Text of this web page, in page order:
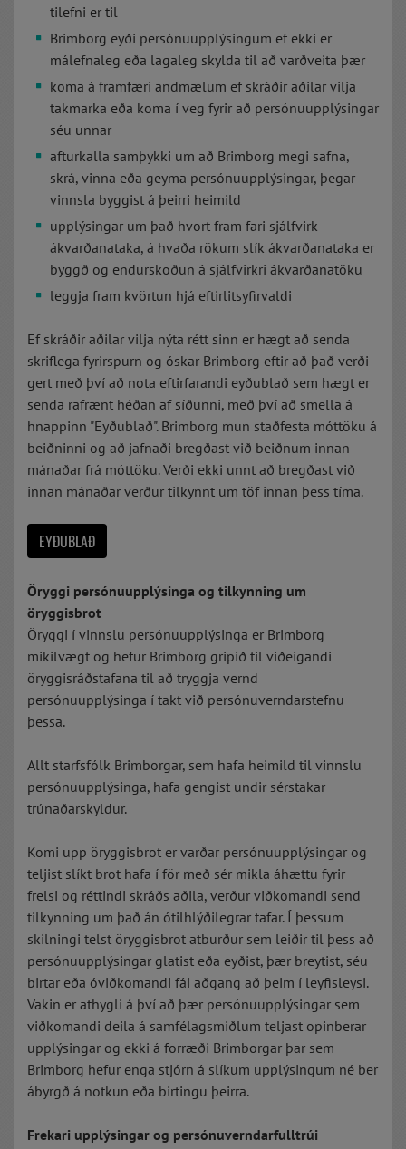
tilefni er til
Brimborg eyði persónuupplýsingum ef ekki er
málefnaleg eða lagaleg skylda til að varðveita þær
koma á framfæri andmælum ef skráðir aðilar vilja
takmarka eða koma í veg fyrir að persónuupplýsingar
séu unnar
afturkalla samþykki um að Brimborg megi safna,
skrá, vinna eða geyma persónuupplýsingar, þegar
vinnsla byggist á þeirri heimild
upplýsingar um það hvort fram fari sjálfvirk
ákvarðanataka, á hvaða rökum slík ákvarðanataka er
byggð og endurskoðun á sjálfvirkri ákvarðanatöku
leggja fram kvörtun hjá eftirlitsyfirvaldi
Ef skráðir aðilar vilja nýta rétt sinn er hægt að senda
skriflega fyrirspurn og óskar Brimborg eftir að það verði
gert með því að nota eftirfarandi eyðublað sem hægt er
senda rafrænt héðan af síðunni, með því að smella á
hnappinn "Eyðublað". Brimborg mun staðfesta móttöku á
beiðninni og að jafnaði bregðast við beiðnum innan
mánaðar frá móttöku. Verði ekki unnt að bregðast við
innan mánaðar verður tilkynnt um töf innan þess tíma.
EYÐUBLAÐ
Öryggi persónuupplýsinga og tilkynning um
öryggisbrot
Öryggi í vinnslu persónuupplýsinga er Brimborg
mikilvægt og hefur Brimborg gripið til viðeigandi
öryggisráðstafana til að tryggja vernd
persónuupplýsinga í takt við persónuverndarstefnu
þessa.
Allt starfsfólk Brimborgar, sem hafa heimild til vinnslu
persónuupplýsinga, hafa gengist undir sérstakar
trúnaðarskyldur.
Komi upp öryggisbrot er varðar persónuupplýsingar og
teljist slíkt brot hafa í för með sér mikla áhættu fyrir
frelsi og réttindi skráðs aðila, verður viðkomandi send
tilkynning um það án ótilhlýðilegrar tafar. Í þessum
skilningi telst öryggisbrot atburður sem leiðir til þess að
persónuupplýsingar glatist eða eyðist, þær breytist, séu
birtar eða óviðkomandi fái aðgang að þeim í leyfisleysi.
Vakin er athygli á því að þær persónuupplýsingar sem
viðkomandi deila á samfélagsmiðlum teljast opinberar
upplýsingar og ekki á forræði Brimborgar þar sem
Brimborg hefur enga stjórn á slíkum upplýsingum né ber
ábyrgð á notkun eða birtingu þeirra.
Frekari upplýsingar og persónuverndarfulltrúi